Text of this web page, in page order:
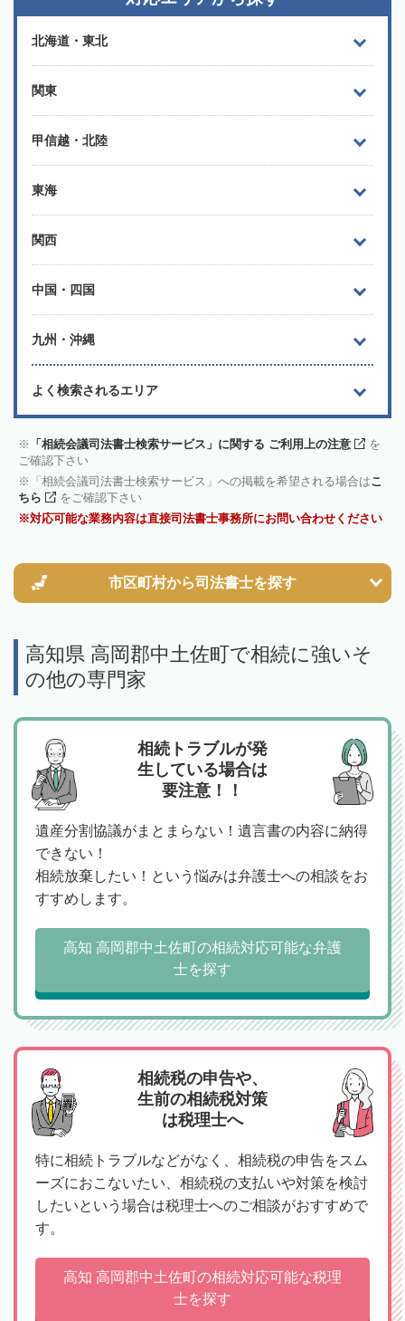
北海道・東北
関東
甲信越・北陸
東海
関西
中国・四国
九州・沖縄
よく検索されるエリア
「相続会議司法書士検索サービス」に関する ご利用上の注意
を
ご確認下さい
「相続会議司法書士検索サービス」への掲載を希望される場合はこ
ちら
をご確認下さい
対応可能な業務内容は直接司法書士事務所にお問い合わせください
市区町村から司法書士を探す
高知県 高岡郡中土佐町で相続に強いそ
の他の専門家
相続トラブルが発
生している場合は
要注意！！
遺産分割協議がまとまらない！遺言書の内容に納得
できない！
相続放棄したい！という悩みは弁護士への相談をお
すすめします。
高知 高岡郡中土佐町の相続対応可能な弁護
士を探す
相続税の申告や、
生前の相続税対策
は税理士へ
特に相続トラブルなどがなく、相続税の申告をスム
ーズにおこないたい、相続税の支払いや対策を検討
したいという場合は税理士へのご相談がおすすめで
す。
高知 高岡郡中土佐町の相続対応可能な税理
士を探す